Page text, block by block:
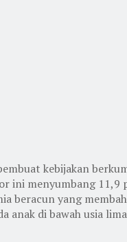
kebijakan
ini menyumbang
beracun yang
di bawah usia